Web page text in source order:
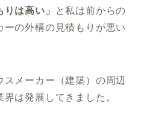
は高い」
と私は前からの
の外構の見積もりが悪い
メーカー（建築）の周辺
は発展してきました。